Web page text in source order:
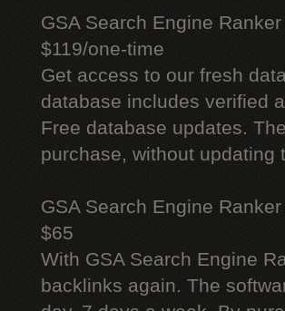
GSA Search Engine
$119/one-time
Get access to our fresh
database includes verified
Free database updates.
purchase, without updating
GSA Search Engine
$65
With GSA Search Engine
backlinks again. The